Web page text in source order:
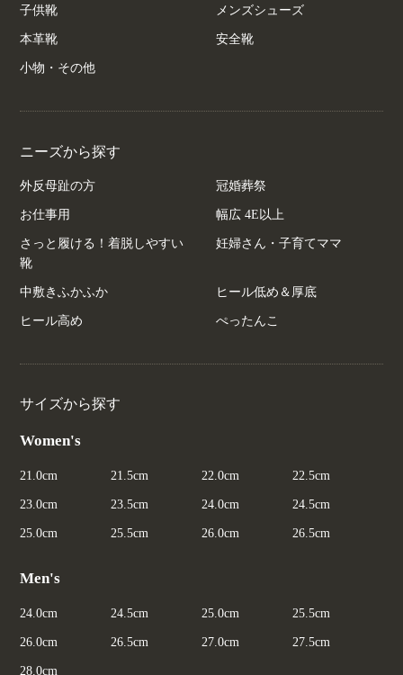
子供靴 メンズシューズ
本革靴 安全靴
小物・その他
ニーズから探す
外反母趾の方 冠婚葬祭
お仕事用 幅広 4E以上
さっと履ける！着脱しやすい
靴
妊婦さん・子育てママ
中敷きふかふか ヒール低め＆厚底
ヒール高め ぺったんこ
サイズから探す
Women's
21.0cm 21.5cm 22.0cm 22.5cm
23.0cm 23.5cm 24.0cm 24.5cm
25.0cm 25.5cm 26.0cm 26.5cm
Men's
24.0cm 24.5cm 25.0cm 25.5cm
26.0cm 26.5cm 27.0cm 27.5cm
28.0cm